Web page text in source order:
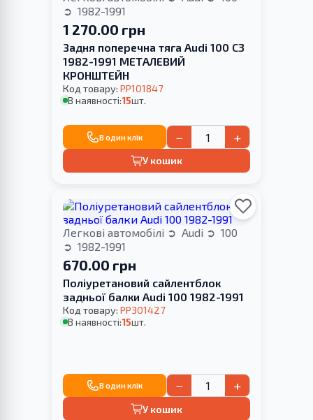
1982-1991
1 270.00 грн
Задня поперечна тяга Audi 100 C3
1982-1991 МЕТАЛЕВИЙ
КРОНШТЕЙН
Код товару: PP101847
В наявності:15шт.
В один клік − +
У кошик
Легкові автомобілі Audi
100
1982-1991
670.00 грн
Поліуретановий сайлентблок
задньої балки Audi 100 1982-1991
Код товару: PP301427
В наявності:15шт.
В один клік − +
У кошик